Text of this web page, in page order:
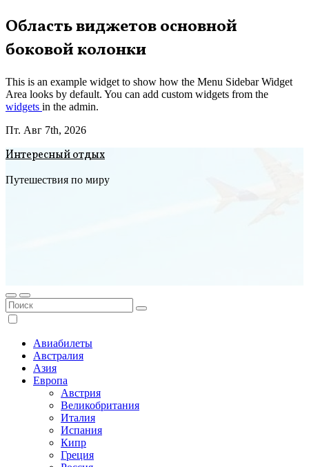
Перейти
к
содержимому
Область виджетов основной
боковой колонки
This is an example widget to show how the Menu Sidebar Widget
Area looks by default. You can add custom widgets from the
widgets in the admin.
Пт. Авг 7th, 2026
Интересный отдых
Путешествия по миру
Авиабилеты
Австралия
Азия
Европа
Австрия
Великобритания
Италия
Испания
Кипр
Греция